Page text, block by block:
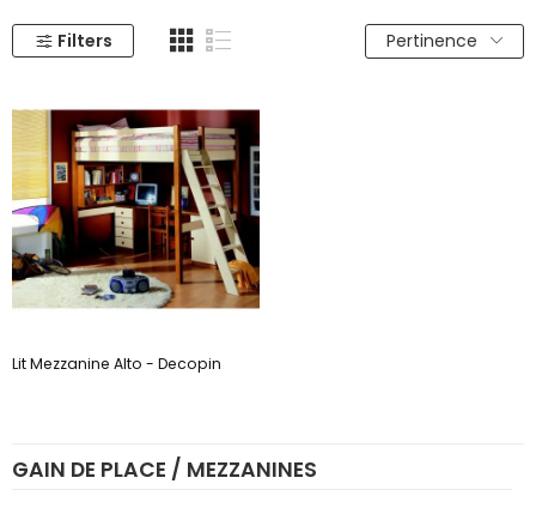
GAIN DE PLACE / MEZZANINES
Filters Pertinence
Lit Mezzanine Alto - Decopin